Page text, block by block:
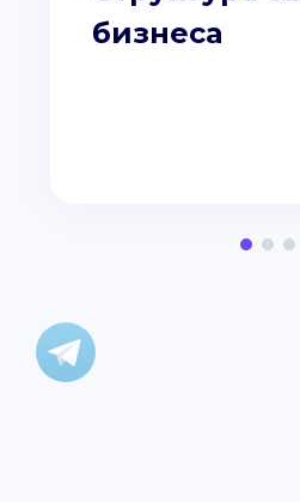
бизнеса